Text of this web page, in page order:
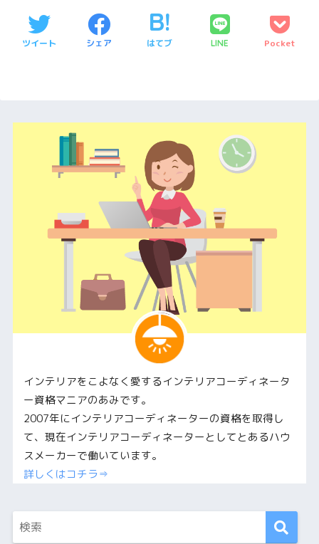
ツイート シェア はてブ LINE Pocket
インテリアをこよなく愛するインテリアコーディネータ
ー資格マニアのあみです。
2007年にインテリアコーディネーターの資格を取得し
て、現在インテリアコーディネーターとしてとあるハウ
スメーカーで働いています。
詳しくはコチラ⇒